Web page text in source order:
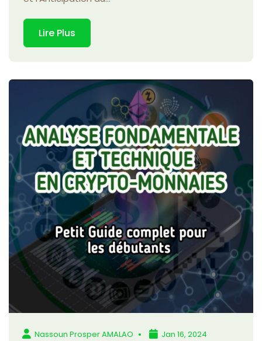
Lire Plus
Nassoun Prosper AMALAO Jan 16, 2024